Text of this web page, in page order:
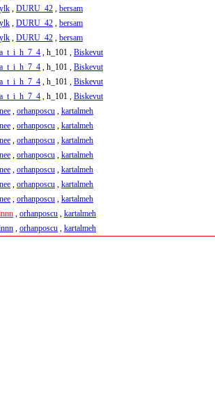
, DURU_42 , bersam
, DURU_42 , bersam
, DURU_42 , bersam
, h_101 , Biskevut
, h_101 , Biskevut
, h_101 , Biskevut
, h_101 , Biskevut
, orhanposcu , kartalmeh
, orhanposcu , kartalmeh
, orhanposcu , kartalmeh
, orhanposcu , kartalmeh
, orhanposcu , kartalmeh
, orhanposcu , kartalmeh
, orhanposcu , kartalmeh
, orhanposcu , kartalmeh
, orhanposcu , kartalmeh